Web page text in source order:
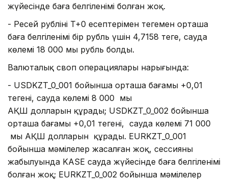
жүйесінде баға белгіленімі болған жоқ.
- Ресей рублінің T+0 есептерімен теңгемен орташа
баға белгіленімі бір рубль үшін 4,7158 теңге, сауда
көлемі 18 000 мың рубль болды.
Валюталық своп операциялары нарығында:
- USDKZT_0_001 бойынша орташа бағамы +0,01
теңгені, сауда көлемі 8 000 мың
АҚШ долларын құрады; USDKZT_0_002 бойынша
орташа бағамы +0,01 теңгені, сауда көлемі 71 000
мың АҚШ долларын құрады. EURKZT_0_001
бойынша мәмілелер жасалған жоқ, сессияның
жабылуында KASE сауда жүйесінде баға белгіленімі
болған жоқ; EURKZT_0_002 бойынша мәмілелер